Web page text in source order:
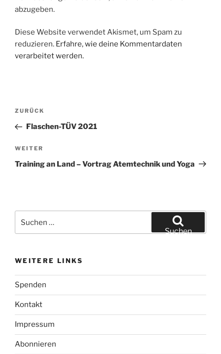
abzugeben.
Diese Website verwendet Akismet, um Spam zu
reduzieren. Erfahre, wie deine Kommentardaten
verarbeitet werden.
Beitragsnavigation
Vorheriger
Beitrag
ZURÜCK
Flaschen-TÜV 2021
Nächster
Beitrag
WEITER
Training an Land – Vortrag Atemtechnik und Yoga
nach:
Suchen
WEITERE LINKS
Spenden
Kontakt
Impressum
Abonnieren